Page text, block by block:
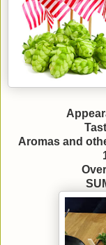
Aromas and